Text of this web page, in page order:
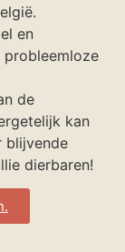
en
de
kan
blijvende
dierbaren!